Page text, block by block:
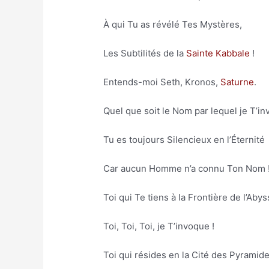
À qui Tu as révélé Tes Mystères,
Les Subtilités de la Sainte Kabbale !
Entends-moi Seth, Kronos, Saturne.
Quel que soit le Nom par lequel je
Tu es toujours Silencieux en l’Éternité
Car aucun Homme n’a connu Ton Nom !
Toi qui Te tiens à la Frontière de
Toi, Toi, Toi, je T’invoque !
Toi qui résides en la Cité des